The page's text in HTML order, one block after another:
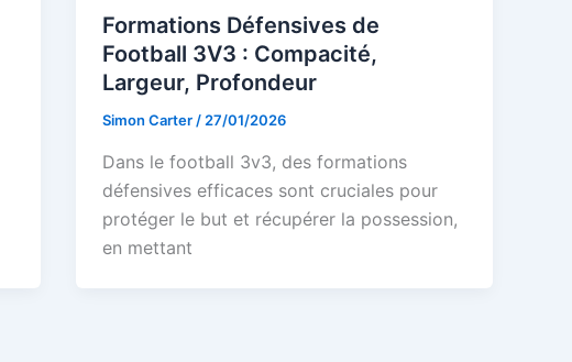
Formations Défensives de
Football 3V3 : Compacité,
Largeur, Profondeur
Simon Carter/27/01/2026
Dans le football 3v3, des formations
défensives efficaces sont cruciales pour
protéger le but et récupérer la possession,
en mettant